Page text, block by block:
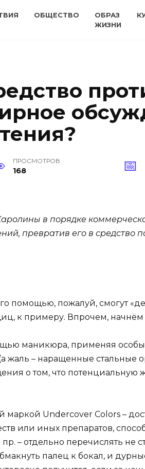
ОБЩЕСТВО
ОБРАЗ
ЖИЗНИ
ПРОСМОТРОВ
168
в порядке
превратив его в средство
помощью, пожалуй, смогут
к примеру. Впрочем, начнём
маникюра, применяя
жаль – наращенные
о том, что потенциальную
маркой Undercover Colors –
или иных препаратов,
– отдельно перечислять не
палец к бокал, и